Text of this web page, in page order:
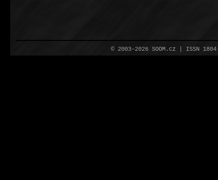
© 2003–2026 SOOM.cz | ISSN